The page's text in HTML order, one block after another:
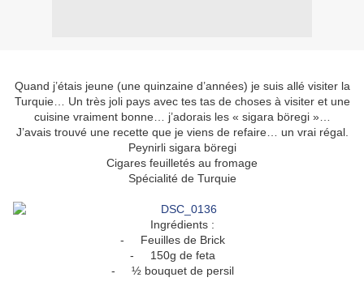
Quand j’étais jeune (une quinzaine d’années) je suis allé visiter la
Turquie… Un très joli pays avec tes tas de choses à visiter et une
cuisine vraiment bonne… j’adorais les « sigara böregi »…
J’avais trouvé une recette que je viens de refaire… un vrai régal.
Peynirli sigara böregi
Cigares feuilletés au fromage
Spécialité de Turquie
Ingrédients :
-
Feuilles de Brick
-
150g de feta
-
½ bouquet de persil